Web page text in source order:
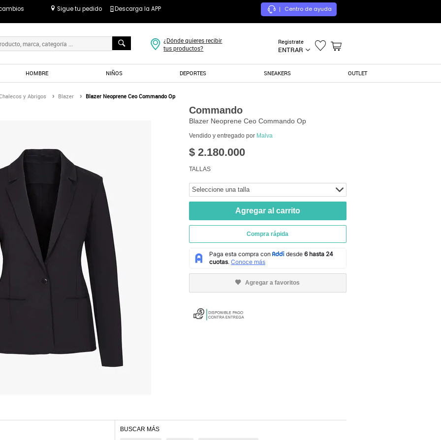
Sigue tu pedido Descarga la APP | Centro de ayuda
Registrate
ENTRAR
¿Dónde quieres recibir
tus productos?
HOMBRE NIÑOS DEPORTES SNEAKERS OUTLET
y Abrigos Blazer Blazer Neoprene Ceo Commando Op
Commando
Blazer Neoprene Ceo Commando Op
Vendido y entregado por Malva
$ 2.180.000
TALLAS
Seleccione una talla
Agregar al carrito
Compra rápida
Agregar a favoritos
BUSCAR MÁS